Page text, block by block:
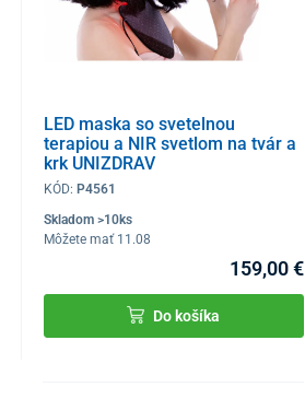
LED maska so svetelnou
terapiou a NIR svetlom na tvár a
krk UNIZDRAV
KÓD: P4561
Skladom >10ks
Môžete mať 11.08
159,00 €
Do košíka